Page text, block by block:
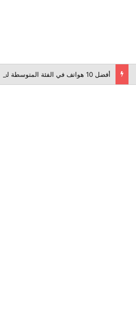
أفضل 10 هواتف في الفئة المتوسطة لعام 2026